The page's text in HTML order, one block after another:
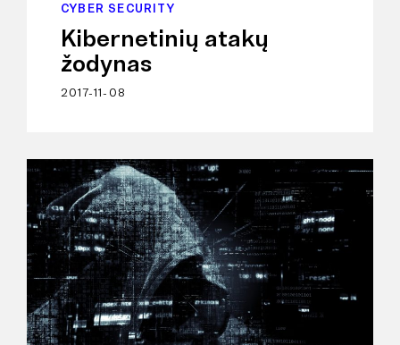
CYBER SECURITY
Kibernetinių atakų
žodynas
2017-11-08